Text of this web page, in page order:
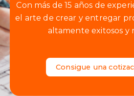
Con más de 15 años de
el arte de crear y entregar
altamente exitosos y
Consigue una cotizac